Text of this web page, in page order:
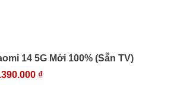
14 5G Mới 100% (Sẵn TV)
₫